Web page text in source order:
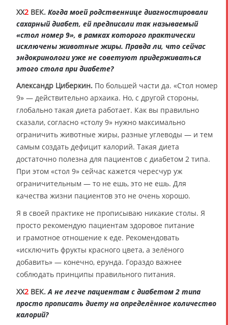
XX2 ВЕК. Когда моей родственнице диагностировали
сахарный диабет, ей предписали так называемый
«стол номер 9», в рамках которого практически
исключены животные жиры. Правда ли, что сейчас
эндокринологи уже не советуют придерживаться
этого стола при диабете?
Александр Циберкин. По большей части да. «Стол номер
9» — действительно архаика. Но, с другой стороны,
глобально такая диета работает. Как вы правильно
сказали, согласно «столу 9» нужно максимально
ограничить животные жиры, разные углеводы — и тем
самым создать дефицит калорий. Такая диета
достаточно полезна для пациентов с диабетом 2 типа.
При этом «стол 9» сейчас кажется чересчур уж
ограничительным — то не ешь, это не ешь. Для
качества жизни пациентов это не очень хорошо.
Я в своей практике не прописываю никакие столы. Я
просто рекомендую пациентам здоровое питание
и грамотное отношение к еде. Рекомендовать
«исключить фрукты красного цвета, а зелёного
добавить» — конечно, ерунда. Гораздо важнее
соблюдать принципы правильного питания.
XX2 ВЕК. А не легче пациентам с диабетом 2 типа
просто прописать диету на определённое количество
калорий?